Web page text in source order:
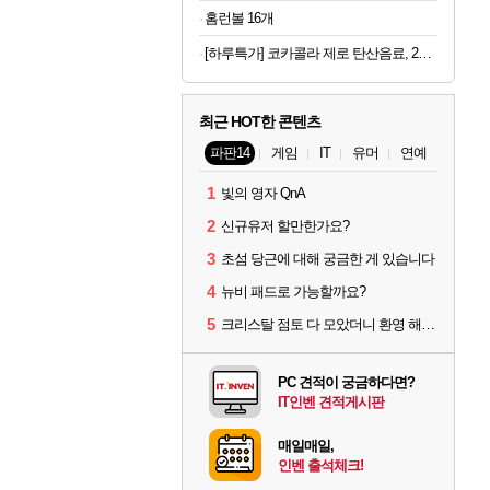
홈런볼 16개
[하루특가] 코카콜라 제로 탄산음료, 215ml, 30개
최근 HOT한 콘텐츠
파판14 게임 IT 유머 연예
1 빛의 영자 QnA
2 신규유저 할만한가요?
3 초섬 당근에 대해 궁금한 게 있습니다
4 뉴비 패드로 가능할까요?
5 크리스탈 점토 다 모았더니 환영 해제기 이건 뭐임
PC 견적이 궁금하다면?
IT인벤 견적게시판
매일매일,
인벤 출석체크!